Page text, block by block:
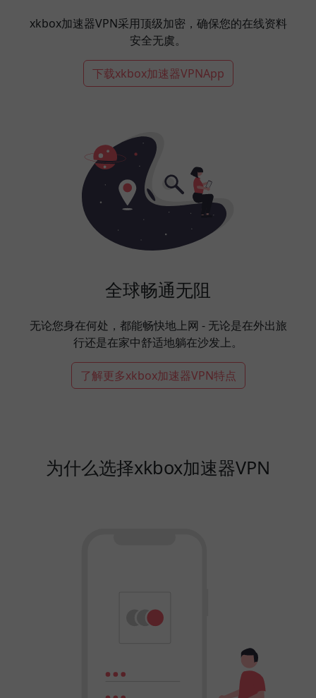
xkbox加速器VPN采用顶级加密，确保您的在线资料
安全无虞。
下载xkbox加速器VPNApp
全球畅通无阻
无论您身在何处，都能畅快地上网 - 无论是在外出旅
行还是在家中舒适地躺在沙发上。
了解更多xkbox加速器VPN特点
为什么选择xkbox加速器VPN